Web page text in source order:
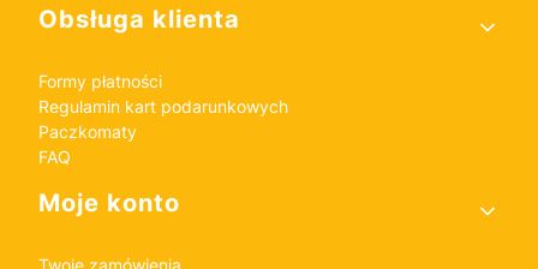
Obsługa klienta
Formy płatności
Regulamin kart podarunkowych
Paczkomaty
FAQ
Moje konto
Twoje zamówienia